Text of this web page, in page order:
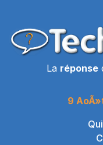
La réponse
9